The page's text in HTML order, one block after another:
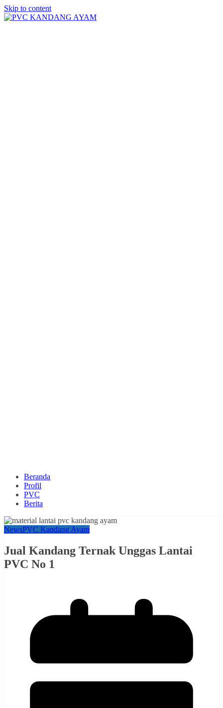
Skip to content
Beranda
Profil
PVC
Berita
NewsPVC Kandang Ayam
Jual Kandang Ternak Unggas Lantai
PVC No 1